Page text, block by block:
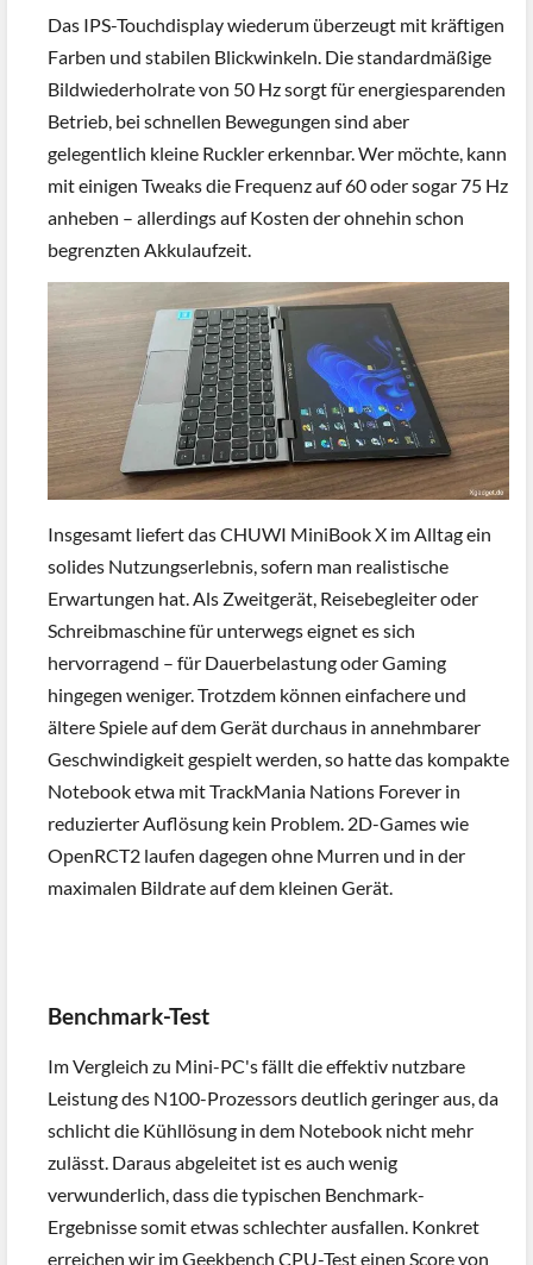
Das IPS-Touchdisplay wiederum überzeugt mit kräftigen
Farben und stabilen Blickwinkeln. Die standardmäßige
Bildwiederholrate von 50 Hz sorgt für energiesparenden
Betrieb, bei schnellen Bewegungen sind aber
gelegentlich kleine Ruckler erkennbar. Wer möchte, kann
mit einigen Tweaks die Frequenz auf 60 oder sogar 75 Hz
anheben – allerdings auf Kosten der ohnehin schon
begrenzten Akkulaufzeit.
Insgesamt liefert das CHUWI MiniBook X im Alltag ein
solides Nutzungserlebnis, sofern man realistische
Erwartungen hat. Als Zweitgerät, Reisebegleiter oder
Schreibmaschine für unterwegs eignet es sich
hervorragend – für Dauerbelastung oder Gaming
hingegen weniger. Trotzdem können einfachere und
ältere Spiele auf dem Gerät durchaus in annehmbarer
Geschwindigkeit gespielt werden, so hatte das kompakte
Notebook etwa mit TrackMania Nations Forever in
reduzierter Auflösung kein Problem. 2D-Games wie
OpenRCT2 laufen dagegen ohne Murren und in der
maximalen Bildrate auf dem kleinen Gerät.
Benchmark-Test
Im Vergleich zu Mini-PC's fällt die effektiv nutzbare
Leistung des N100-Prozessors deutlich geringer aus, da
schlicht die Kühllösung in dem Notebook nicht mehr
zulässt. Daraus abgeleitet ist es auch wenig
verwunderlich, dass die typischen Benchmark-
Ergebnisse somit etwas schlechter ausfallen. Konkret
erreichen wir im Geekbench CPU-Test einen Score von